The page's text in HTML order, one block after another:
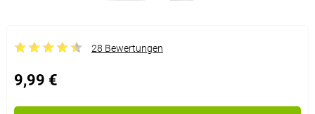
28 Bewertungen
9,99 €